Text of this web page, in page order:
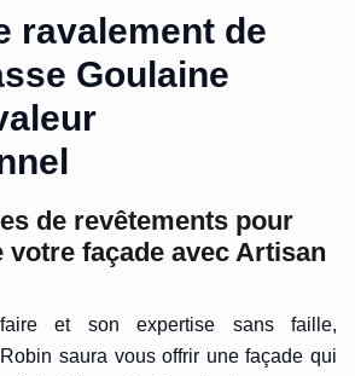
ravalement de
Goulaine
de revêtements pour
votre façade avec Artisan
et son expertise sans faille,
Robin saura vous offrir une façade qui